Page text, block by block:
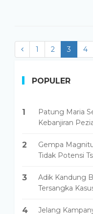
1 2 3 4
POPULER
1
Patung Maria
Kebanjiran
2
Gempa
Tidak Potensi
3
Adik Kandung
Tersangka
4
Jelang